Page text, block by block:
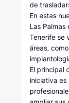
de
En estas
Las Palmas
Tenerife se
áreas,
El principal
iniciativa